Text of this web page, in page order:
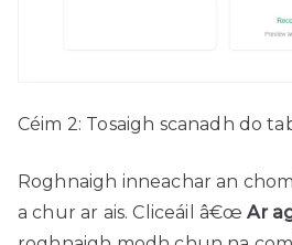
Céim 2: Tosaigh scanadh do
Roghnaigh inneachar an
a chur ar ais. Cliceáil â€œAr